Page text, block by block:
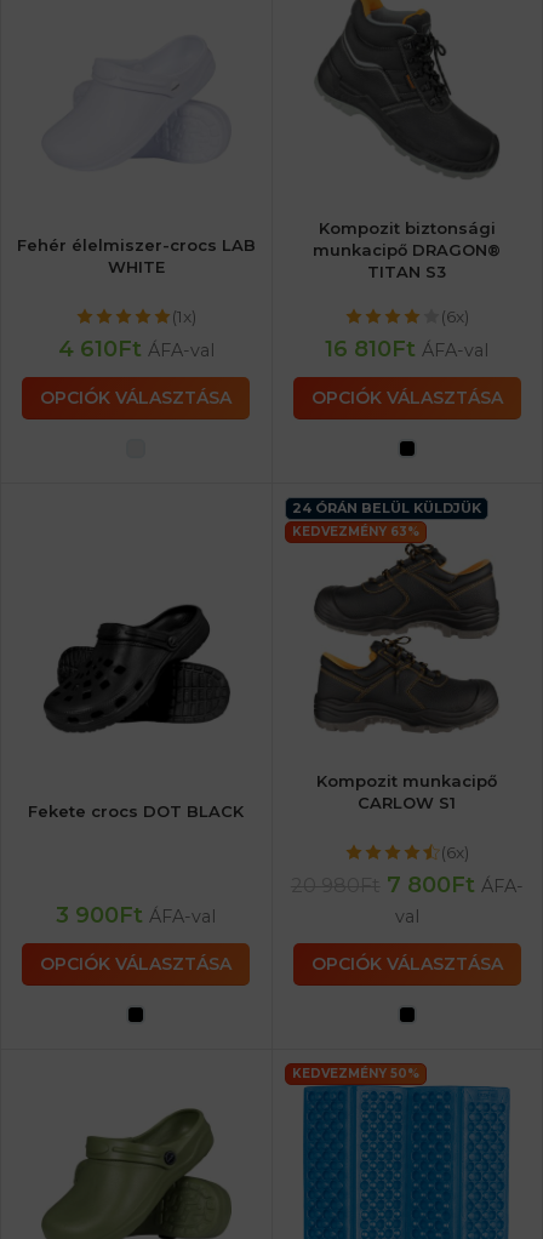
Fehér élelmiszer-crocs LAB
WHITE
(1x)
4 610Ft ÁFA-val
OPCIÓK VÁLASZTÁSA
Kompozit biztonsági
munkacipő DRAGON®
TITAN S3
(6x)
16 810Ft ÁFA-val
OPCIÓK VÁLASZTÁSA
Fekete crocs DOT BLACK
3 900Ft ÁFA-val
OPCIÓK VÁLASZTÁSA
24 ÓRÁN BELÜL KÜLDJÜK
KEDVEZMÉNY 63%
Kompozit munkacipő
CARLOW S1
(6x)
7 800Ft ÁFA-
val
OPCIÓK VÁLASZTÁSA
KEDVEZMÉNY 50%